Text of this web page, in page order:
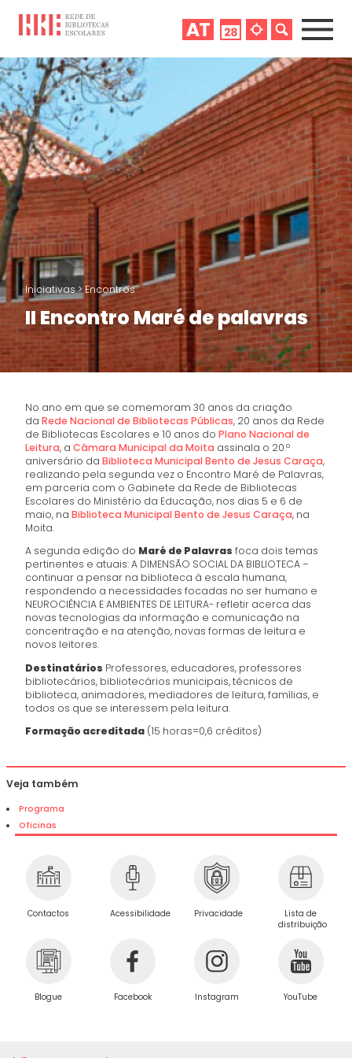
Iniciativas>Encontros
II Encontro Maré de palavras
No ano em que se comemoram 30 anos da criação
daRede Nacional de Bibliotecas Públicas, 20 anos da Rede
de Bibliotecas Escolares e 10 anos doPlano Nacional de
Leitura, aCâmara Municipal da Moita assinala o 20.º
aniversário daBiblioteca Municipal Bento de Jesus Caraça,
realizando pela segunda vez o Encontro Maré de Palavras,
em parceria com o Gabinete da Rede de Bibliotecas
Escolares do Ministério da Educação, nos dias 5 e 6 de
maio, naBiblioteca Municipal Bento de Jesus Caraça, na
Moita.
A segunda edição do Maré de Palavras foca dois temas
pertinentes e atuais: A DIMENSÃO SOCIAL DA BIBLIOTECA –
continuar a pensar na biblioteca à escala humana,
respondendo a necessidades focadas no ser humano e
NEUROCIÊNCIA E AMBIENTES DE LEITURA- refletir acerca das
novas tecnologias da informação e comunicação na
concentração e na atenção, novas formas de leitura e
novos leitores.
Destinatários Professores, educadores, professores
bibliotecários, bibliotecários municipais, técnicos de
biblioteca, animadores, mediadores de leitura, famílias, e
todos os que se interessem pela leitura.
Formação acreditada (15 horas=0,6 créditos)
Veja também
Programa
Oficinas
Contactos Acessibilidade Privacidade
Lista de
distribuição
Blogue Facebook Instagram YouTube